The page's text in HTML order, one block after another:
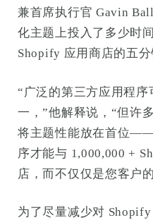
兼首席执行官 Gavin
化主题上投入了多少时
Shopify 应用商店的五分
“广泛的第三方应用程
一，”他解释说，“但许
将主题性能放在首位
序才能与 1,000,000 +
店，而不仅仅是您客户
为了尽量减少对